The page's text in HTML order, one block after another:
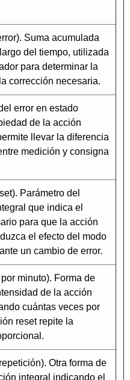
Suma acumulada
del tiempo, utilizada
para determinar la
corrección necesaria.
error en estado
de la acción
llevar la diferencia
medición y consigna
Parámetro del
que indica el
para que la acción
el efecto del modo
un cambio de error.
minuto). Forma de
de la acción
cuántas veces por
reset repite la
Otra forma de
integral indicando el